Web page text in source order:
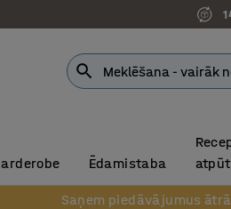
Ēdamistaba
Saņem piedāvājumus